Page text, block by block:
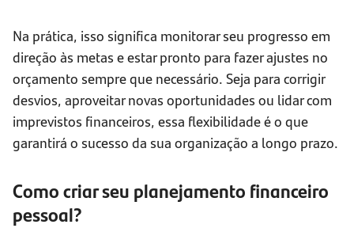
Na prática, isso significa monitorar seu progresso em
direção às metas e estar pronto para fazer ajustes no
orçamento sempre que necessário. Seja para corrigir
desvios, aproveitar novas oportunidades ou lidar com
imprevistos financeiros, essa flexibilidade é o que
garantirá o sucesso da sua organização a longo prazo.
Como criar seu planejamento financeiro
pessoal?